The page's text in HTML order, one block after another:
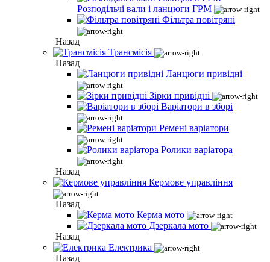
Розподільчі вали і ланцюги ГРМ
Фільтра повітряні
Назад
Трансмісія
Назад
Ланцюги привідні
Зірки привідні
Варіатори в зборі
Ремені варіатори
Ролики варіатора
Назад
Кермове управління
Назад
Керма мото
Дзеркала мото
Назад
Електрика
Назад